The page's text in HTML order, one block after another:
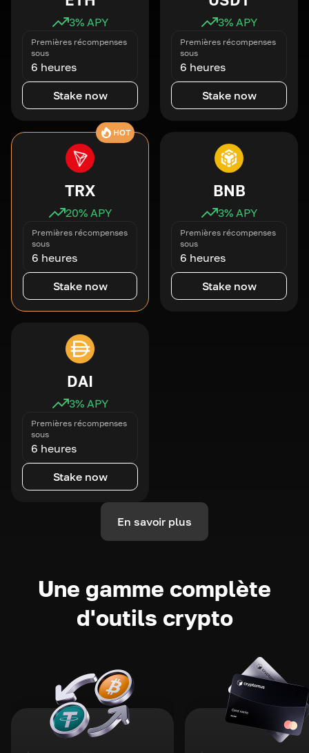
3% APY
Premières récompenses
sous
6 heures
Stake now
3% APY
Premières récompenses
sous
6 heures
Stake now
HOT
TRX
20% APY
Premières récompenses
sous
6 heures
Stake now
BNB
3% APY
Premières récompenses
sous
6 heures
Stake now
DAI
3% APY
Premières récompenses
sous
6 heures
Stake now
En savoir plus
Une gamme complète
d'outils crypto